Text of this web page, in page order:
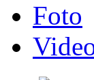
Foto